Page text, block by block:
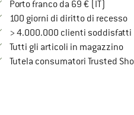
Porto franco da 69 € (IT)
100 giorni di diritto di recesso
> 4.000.000 clienti soddisfatti
Tutti gli articoli in magazzino
Tutela consumatori Trusted